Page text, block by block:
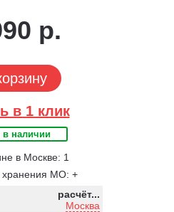
р.
в 1 клик
в наличии
в Москве: 1
хранения МО: +
расчёт...
Москва